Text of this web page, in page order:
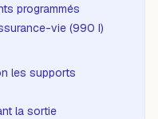
programmés
vie (990 I)
les supports
la sortie